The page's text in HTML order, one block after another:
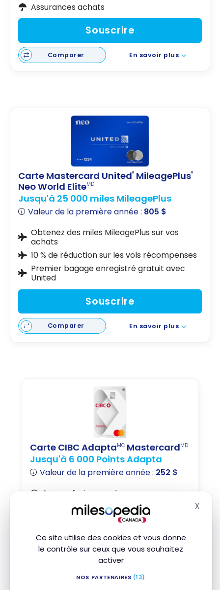
Ce site utilise des cookies et vous donne
le contrôle sur ceux que vous souhaitez
activer
NOS PARTENAIRES (13)
X
Assurances achats
Souscrire
Comparer En savoir plus
Carte Mastercard United® MileagePlus®
Neo World EliteMD
Jusqu'à 25 000 miles MileagePlus
Valeur de la première année : 805 $
Obtenez des miles MileagePlus sur vos
achats
10 % de réduction sur les vols récompenses
Premier bagage enregistré gratuit avec
United
Souscrire
Comparer En savoir plus
Carte CIBC AdaptaMCMastercardMD
Jusqu'à 6 000 Points Adapta
Valeur de la première année : 252 $
Aucuns frais annuels
Acceptée chez Costco
Service d’assistance routière
Souscrire